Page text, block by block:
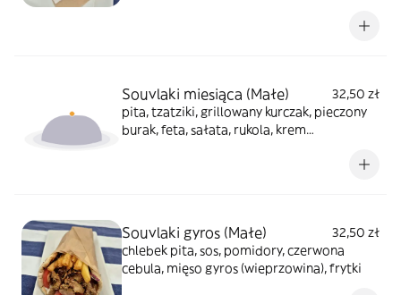
Souvlaki miesiąca (Małe)
32,50 zł
pita, tzatziki, grillowany kurczak, pieczony
burak, feta, sałata, rukola, krem
Souvlaki gyros (Małe)
32,50 zł
chlebek pita, sos, pomidory, czerwona
cebula, mięso gyros (wieprzowina), frytki